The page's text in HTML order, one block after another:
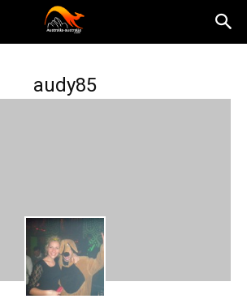
audy85